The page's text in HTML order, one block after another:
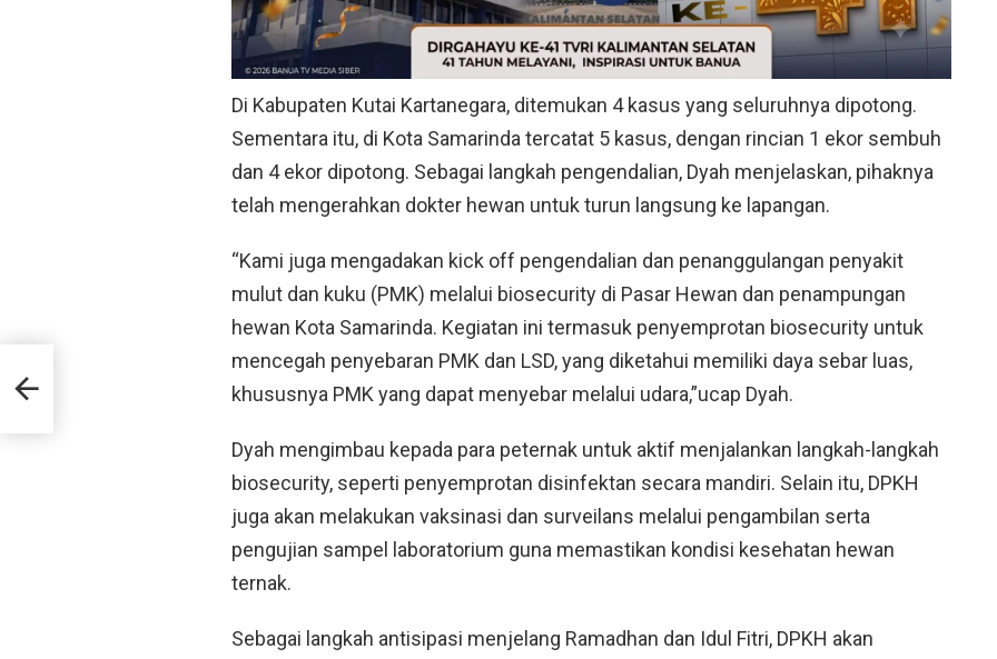
Di Kabupaten Kutai Kartanegara, ditemukan 4 kasus yang seluruhnya dipotong.
Sementara itu, di Kota Samarinda tercatat 5 kasus, dengan rincian 1 ekor sembuh
dan 4 ekor dipotong. Sebagai langkah pengendalian, Dyah menjelaskan, pihaknya
telah mengerahkan dokter hewan untuk turun langsung ke lapangan.
“Kami juga mengadakan kick off pengendalian dan penanggulangan penyakit
mulut dan kuku (PMK) melalui biosecurity di Pasar Hewan dan penampungan
hewan Kota Samarinda. Kegiatan ini termasuk penyemprotan biosecurity untuk
mencegah penyebaran PMK dan LSD, yang diketahui memiliki daya sebar luas,
khususnya PMK yang dapat menyebar melalui udara,”ucap Dyah.
Dyah mengimbau kepada para peternak untuk aktif menjalankan langkah-langkah
biosecurity, seperti penyemprotan disinfektan secara mandiri. Selain itu, DPKH
juga akan melakukan vaksinasi dan surveilans melalui pengambilan serta
pengujian sampel laboratorium guna memastikan kondisi kesehatan hewan
ternak.
Sebagai langkah antisipasi menjelang Ramadhan dan Idul Fitri, DPKH akan